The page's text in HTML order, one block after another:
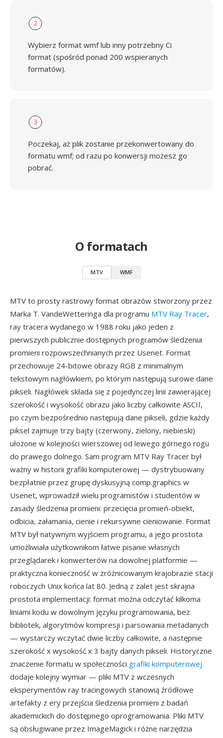
2
Wybierz format wmf lub inny potrzebny Ci
format (spośród ponad 200 wspieranych
formatów).
3
Poczekaj, aż plik zostanie przekonwertowany do
formatu wmf; od razu po konwersji możesz go
pobrać.
O formatach
MTV WMF
MTV to prosty rastrowy format obrazów stworzony przez
Marka T. VandeWetteringa dla programu MTV Ray Tracer,
ray tracera wydanego w 1988 roku jako jeden z
pierwszych publicznie dostępnych programów śledzenia
promieni rozpowszechnianych przez Usenet. Format
przechowuje 24-bitowe obrazy RGB z minimalnym
tekstowym nagłówkiem, po którym następują surowe dane
pikseli. Nagłówek składa się z pojedynczej linii zawierającej
szerokość i wysokość obrazu jako liczby całkowite ASCII,
po czym bezpośrednio następują dane pikseli, gdzie każdy
piksel zajmuje trzy bajty (czerwony, zielony, niebieski)
ułożone w kolejności wierszowej od lewego górnego rogu
do prawego dolnego. Sam program MTV Ray Tracer był
ważny w historii grafiki komputerowej — dystrybuowany
bezpłatnie przez grupę dyskusyjną comp.graphics w
Usenet, wprowadził wielu programistów i studentów w
zasady śledzenia promieni: przecięcia promień-obiekt,
odbicia, załamania, cienie i rekursywne cieniowanie. Format
MTV był natywnym wyjściem programu, a jego prostota
umożliwiała użytkownikom łatwe pisanie własnych
przeglądarek i konwerterów na dowolnej platformie —
praktyczna konieczność w zróżnicowanym krajobrazie stacji
roboczych Unix końca lat 80. Jedną z zalet jest skrajna
prostota implementacji: format można odczytać kilkoma
liniami kodu w dowolnym języku programowania, bez
bibliotek, algorytmów kompresji i parsowania metadanych
— wystarczy wczytać dwie liczby całkowite, a następnie
szerokość x wysokość x 3 bajty danych pikseli. Historyczne
znaczenie formatu w społeczności grafiki komputerowej
dodaje kolejny wymiar — pliki MTV z wczesnych
eksperymentów ray tracingowych stanowią źródłowe
artefakty z ery przejścia śledzenia promieni z badań
akademickich do dostępnego oprogramowania. Pliki MTV
są obsługiwane przez ImageMagick i różne narzędzia